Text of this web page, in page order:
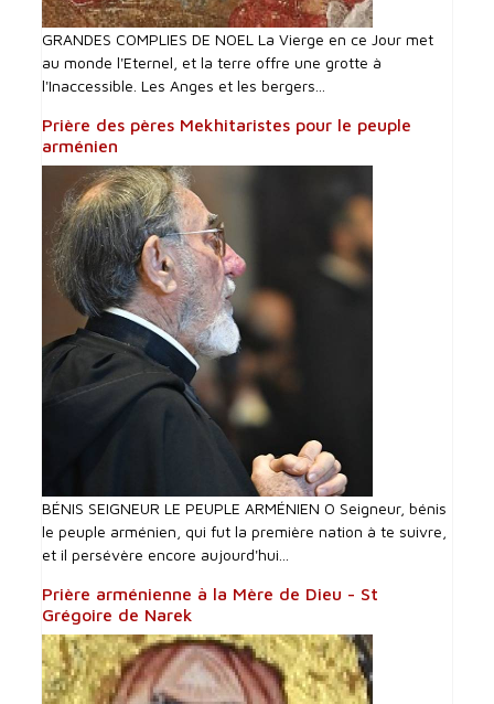
GRANDES COMPLIES DE NOEL La Vierge en ce Jour met
au monde l'Eternel, et la terre offre une grotte à
l'Inaccessible. Les Anges et les bergers...
Prière des pères Mekhitaristes pour le peuple
arménien
BÉNIS SEIGNEUR LE PEUPLE ARMÉNIEN O Seigneur, bénis
le peuple arménien, qui fut la première nation à te suivre,
et il persévère encore aujourd'hui...
Prière arménienne à la Mère de Dieu - St
Grégoire de Narek